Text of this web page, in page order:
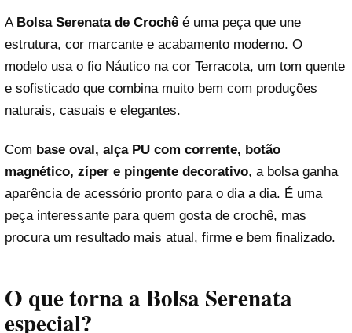
A Bolsa Serenata de Crochê é uma peça que une
estrutura, cor marcante e acabamento moderno. O
modelo usa o fio Náutico na cor Terracota, um tom quente
e sofisticado que combina muito bem com produções
naturais, casuais e elegantes.
Com base oval, alça PU com corrente, botão
magnético, zíper e pingente decorativo, a bolsa ganha
aparência de acessório pronto para o dia a dia. É uma
peça interessante para quem gosta de crochê, mas
procura um resultado mais atual, firme e bem finalizado.
O que torna a Bolsa Serenata
especial?